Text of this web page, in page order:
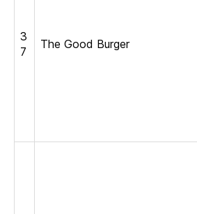
3
7
The Good Burger